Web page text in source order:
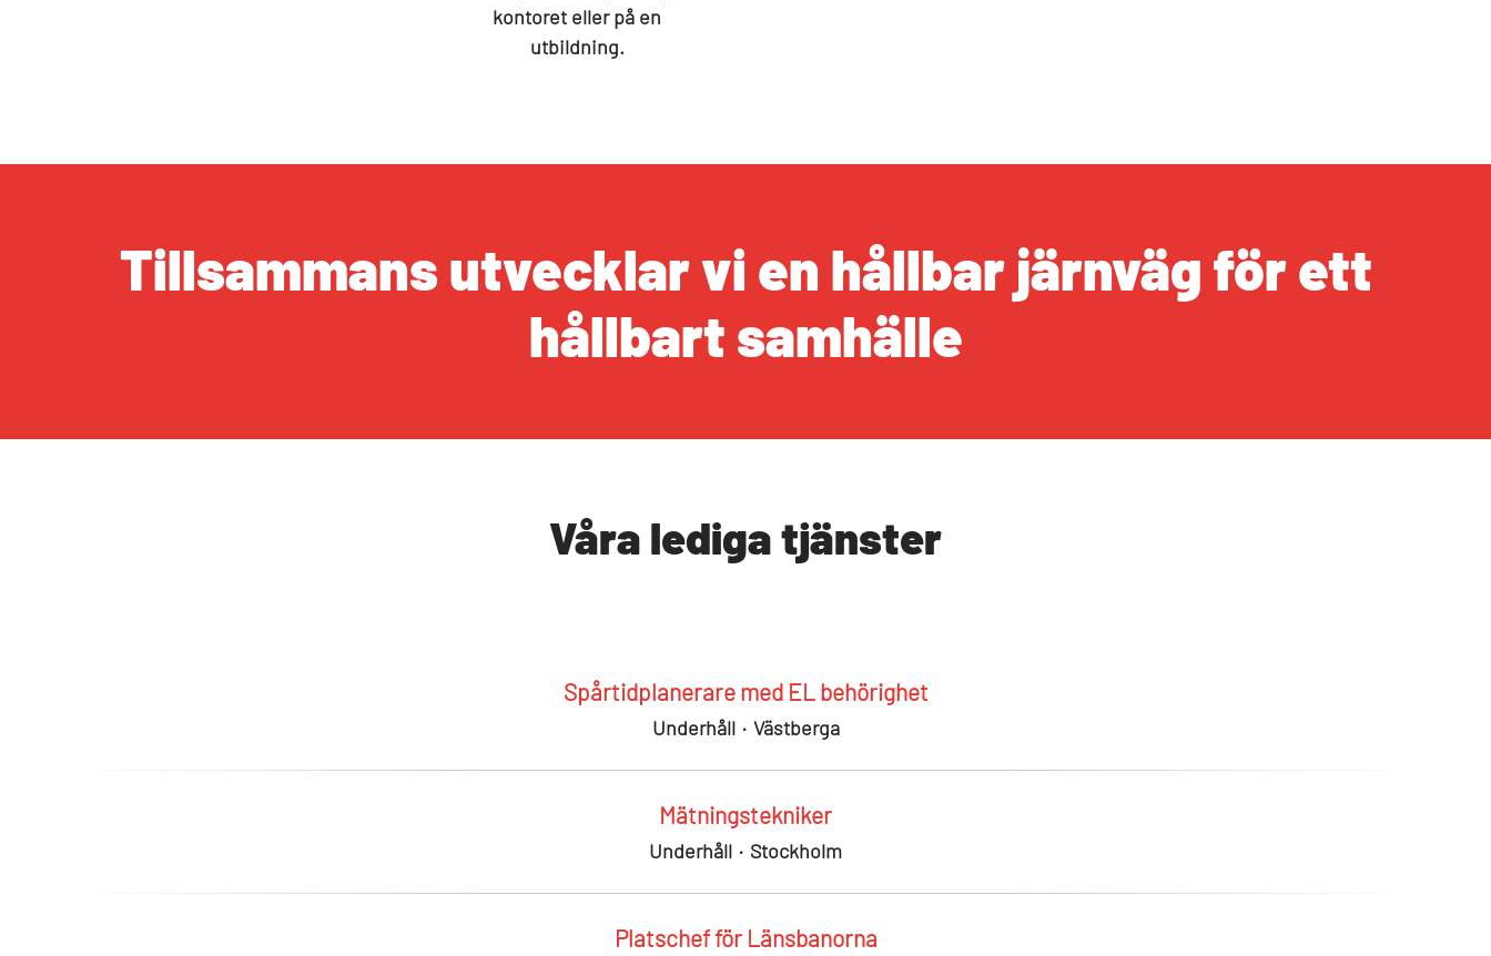
kontoret eller på en
utbildning.
Tillsammans utvecklar vi en hållbar järnväg för ett
hållbart samhälle
Våra lediga tjänster
Spårtidplanerare med EL behörighet
Underhåll · Västberga
Mätningstekniker
Underhåll · Stockholm
Platschef för Länsbanorna